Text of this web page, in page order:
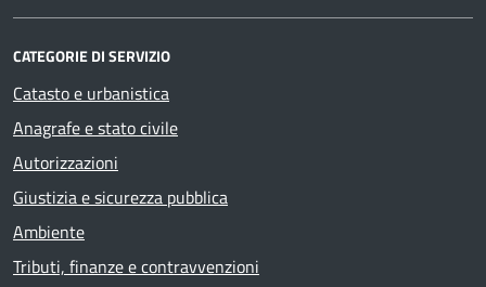
CATEGORIE DI SERVIZIO
Catasto e urbanistica
Anagrafe e stato civile
Autorizzazioni
Giustizia e sicurezza pubblica
Ambiente
Tributi, finanze e contravvenzioni